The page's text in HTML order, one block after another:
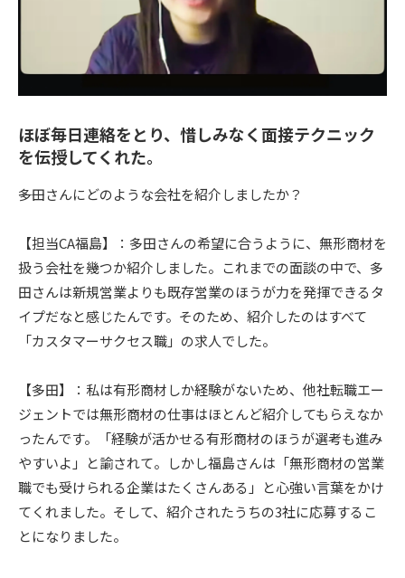
ほぼ毎日連絡をとり、惜しみなく面接テクニック
を伝授してくれた。
――多田さんにどのような会社を紹介しましたか？
【担当CA福島】：多田さんの希望に合うように、無形商材を
扱う会社を幾つか紹介しました。これまでの面談の中で、多
田さんは新規営業よりも既存営業のほうが力を発揮できるタ
イプだなと感じたんです。そのため、紹介したのはすべて
「カスタマーサクセス職」の求人でした。
【多田】：私は有形商材しか経験がないため、他社転職エー
ジェントでは無形商材の仕事はほとんど紹介してもらえなか
ったんです。「経験が活かせる有形商材のほうが選考も進み
やすいよ」と諭されて。しかし福島さんは「無形商材の営業
職でも受けられる企業はたくさんある」と心強い言葉をかけ
てくれました。そして、紹介されたうちの3社に応募するこ
とになりました。